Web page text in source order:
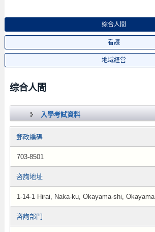
综合人間
看護
地域経営
综合人間
入學考試資料
郵政編碼
703-8501
咨詢地址
1-14-1 Hirai, Naka-ku, Okayama-shi, Okayama
咨詢部門